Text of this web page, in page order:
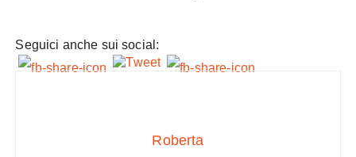
Seguici anche sui social:
Roberta